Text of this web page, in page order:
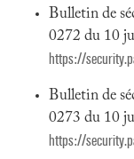
Bulletin de
0272 du 10
https://
Bulletin de
0273 du 10
https://